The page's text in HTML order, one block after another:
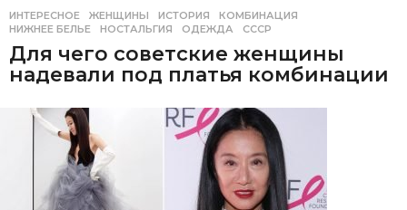
ИНТЕРЕСНОЕ ЖЕНЩИНЫ ,ИСТОРИЯ ,КОМБИНАЦИЯ
НИЖНЕЕ БЕЛЬЕ
,НОСТАЛЬГИЯ ,ОДЕЖДА ,СССР
Для чего советские женщины
надевали под платья комбинации